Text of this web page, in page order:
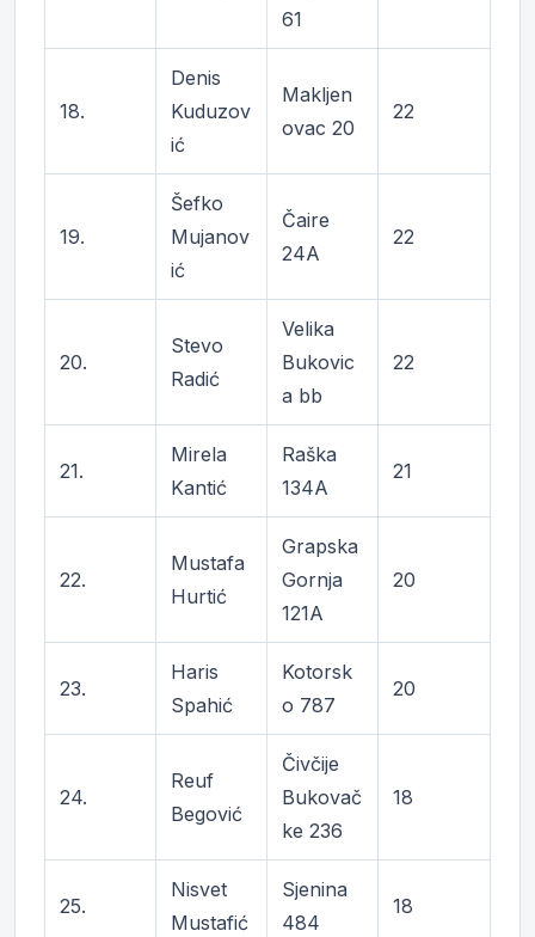
61
18.
Denis
Kuduzov
ić
Makljen
ovac 20
22
19.
Šefko
Mujanov
ić
Čaire
24A
22
20.
Stevo
Radić
Velika
Bukovic
a bb
22
21.
Mirela
Kantić
Raška
134A
21
22.
Mustafa
Hurtić
Grapska
Gornja
121A
20
23.
Haris
Spahić
Kotorsk
o 787
20
24.
Reuf
Begović
Čivčije
Bukovač
ke 236
18
25.
Nisvet
Mustafić
Sjenina
484
18